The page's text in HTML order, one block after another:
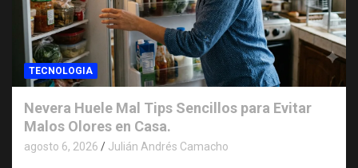
TECNOLOGIA
Nevera Huele Mal Tips Sencillos para Evitar
Malos Olores en Casa.
agosto 6, 2026 Julián Andrés Camacho